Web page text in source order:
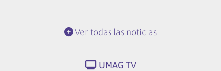
Ver todas las noticias
UMAG TV